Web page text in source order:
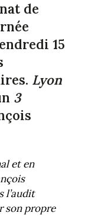
de
15
Lyon
3
et en
l’audit
son propre